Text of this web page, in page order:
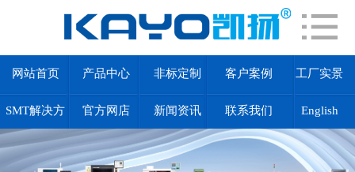
网站首页 产品中心 非标定制 客户案例 工厂实景
SMT解决方
案
官方网店 新闻资讯 联系我们 English